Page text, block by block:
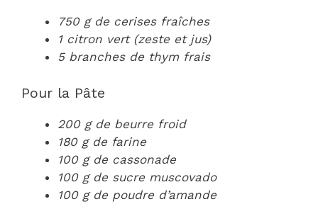
750 g de cerises fraîches
1 citron vert (zeste et jus)
5 branches de thym frais
Pour la Pâte
200 g de beurre froid
180 g de farine
100 g de cassonade
100 g de sucre muscovado
100 g de poudre d’amande